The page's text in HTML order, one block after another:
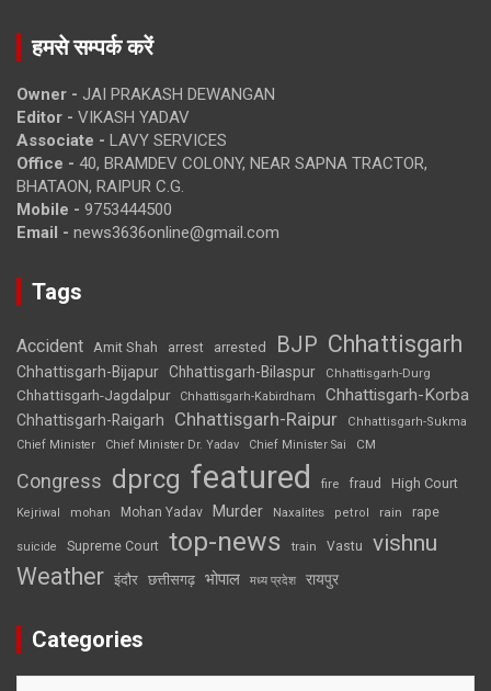
हमसे सम्पर्क करें
Owner - JAI PRAKASH DEWANGAN
Editor - VIKASH YADAV
Associate - LAVY SERVICES
Office - 40, BRAMDEV COLONY, NEAR SAPNA TRACTOR,
BHATAON, RAIPUR C.G.
Mobile - 9753444500
Email - news3636online@gmail.com
Tags
Accident Amit Shah arrest arrested BJP Chhattisgarh
Chhattisgarh-Bijapur Chhattisgarh-Bilaspur Chhattisgarh-Durg
Chhattisgarh-Jagdalpur Chhattisgarh-Kabirdham Chhattisgarh-Korba
Chhattisgarh-Raigarh Chhattisgarh-Raipur
Chhattisgarh-Sukma
Chief Minister
Chief Minister Dr. Yadav Chief Minister Sai CM
Congress dprcg featured fire fraud High Court
Kejriwal mohan Mohan Yadav Murder Naxalites petrol rain rape
suicide Supreme Court top-news train Vastu vishnu
Weather इंदौर छत्तीसगढ़ भोपाल मध्य प्रदेश रायपुर
Categories